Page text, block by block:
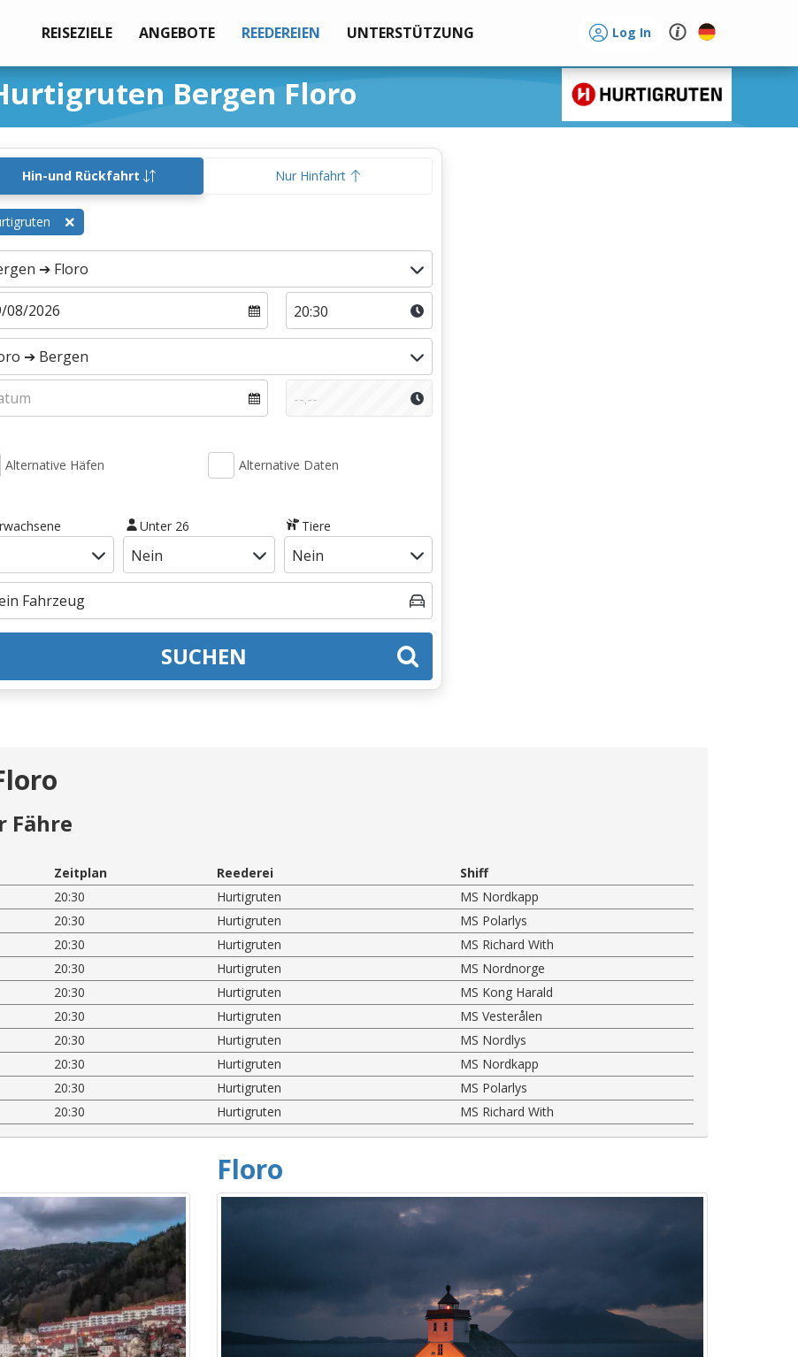
REISEZIELE ANGEBOTE REEDEREIEN UNTERSTÜTZUNG Log In
Bergen Floro
Hin-und Rückfahrt Nur Hinfahrt
Alternative Häfen Alternative Daten
Unter 26 Tiere
SUCHEN
Fähre
Zeitplan Reederei
Shiff
20:30 Hurtigruten
MS Nordkapp
20:30 Hurtigruten
MS Polarlys
20:30 Hurtigruten
MS Richard With
20:30 Hurtigruten
MS Nordnorge
20:30 Hurtigruten
MS Kong Harald
20:30 Hurtigruten
MS Vesterålen
20:30 Hurtigruten
MS Nordlys
20:30 Hurtigruten
MS Nordkapp
20:30 Hurtigruten
MS Polarlys
20:30 Hurtigruten MS Richard With
Floro